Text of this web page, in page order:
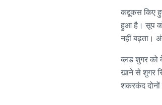
कद्दूकस किए
हुआ है। सूप
नहीं बढ़ता।
ब्लड शुगर को
खाने से शुगर
शकरकंद